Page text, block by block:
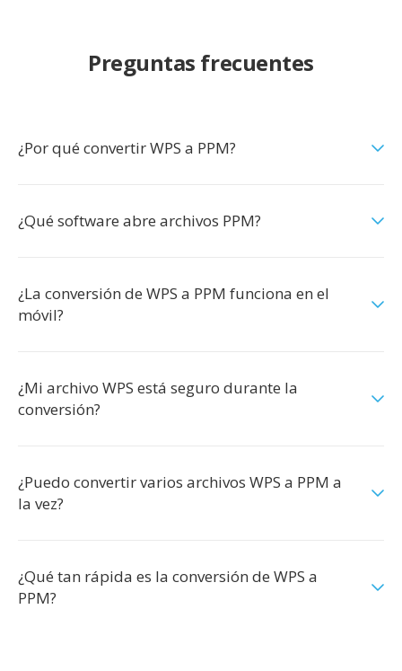
Preguntas frecuentes
¿Por qué convertir WPS a PPM?
¿Qué software abre archivos PPM?
¿La conversión de WPS a PPM funciona en el
móvil?
¿Mi archivo WPS está seguro durante la
conversión?
¿Puedo convertir varios archivos WPS a PPM a
la vez?
¿Qué tan rápida es la conversión de WPS a
PPM?